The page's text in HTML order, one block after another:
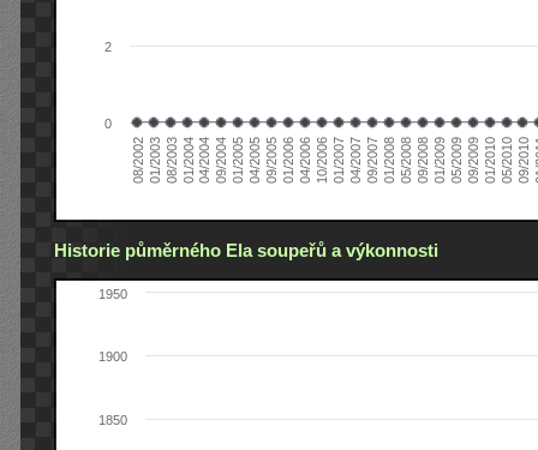
08/200201/200308/200301/200404/200409/200401/200504/200509/200501/200604/200610/200601/200704/200709/200701/200805/200809/200801/200905/200909/200901/201005/201009/2010
0
2
Historie půměrného Ela soupeřů a výkonnosti
1850
1900
1950